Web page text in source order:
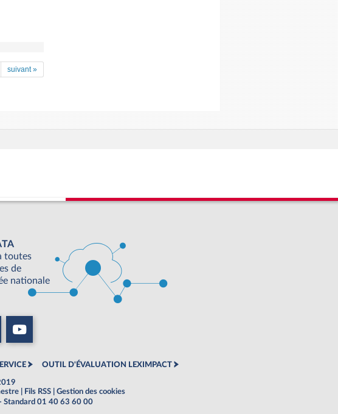
suivant »
toutes
de
nationale
OUTIL D'ÉVALUATION LEXIMPACT
Fils RSS
Gestion des cookies
Standard 01 40 63 60 00